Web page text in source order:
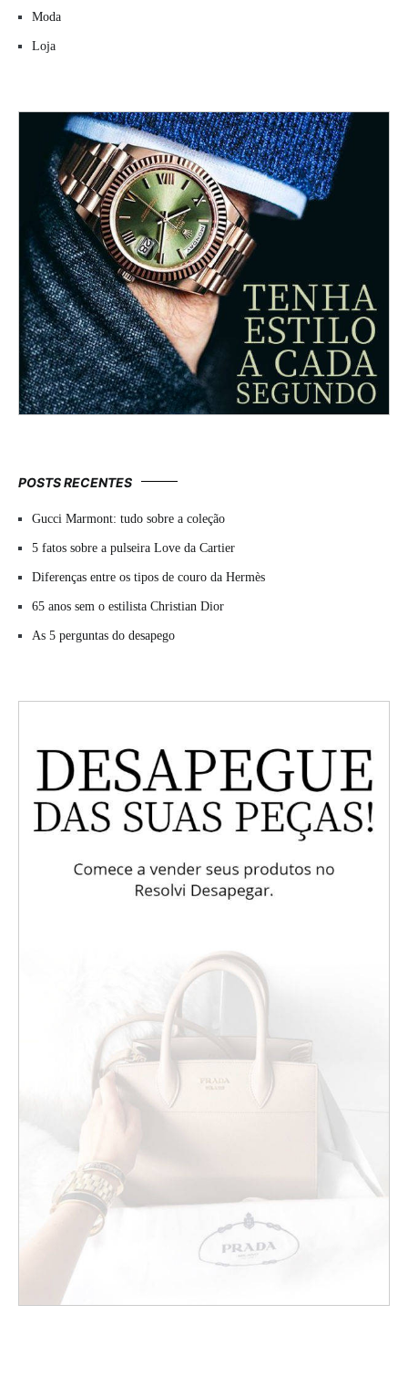
Moda
Loja
POSTS RECENTES
Gucci Marmont: tudo sobre a coleção
5 fatos sobre a pulseira Love da Cartier
Diferenças entre os tipos de couro da Hermès
65 anos sem o estilista Christian Dior
As 5 perguntas do desapego